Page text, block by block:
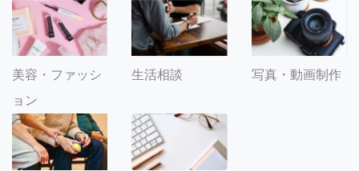
美容・ファッシ
ョン
生活相談 写真・動画制作